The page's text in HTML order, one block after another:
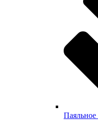
Паяльное